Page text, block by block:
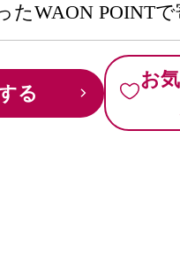
たWAON POINTで
る
お